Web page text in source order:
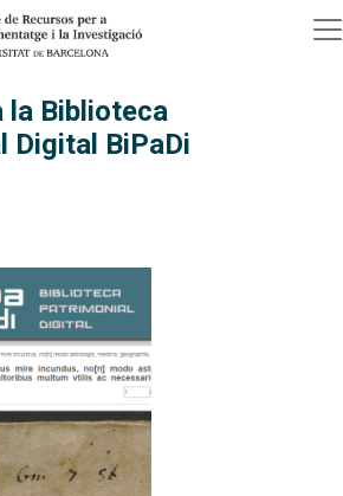
Vés al contingut
la Biblioteca
Digital BiPaDi